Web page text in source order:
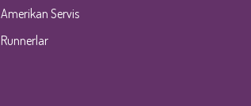
Amerikan Servis
Runnerlar